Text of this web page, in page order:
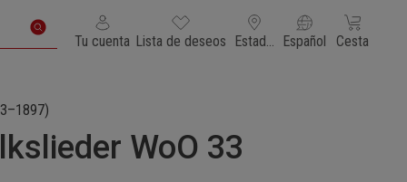
Tu cuenta Tienes 0 artículos en tu lista de deseos
Lista de deseos Estados Unidos de América
Español El carrito
Cesta
WoO 33